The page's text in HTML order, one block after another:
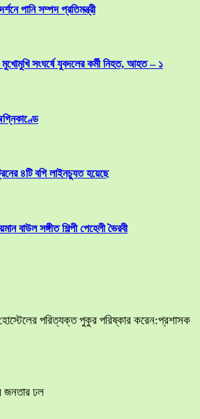
পানি সম্পদ প্রতিমন্ত্রী
মুখোমুখি সংঘর্ষে যুবদলের কর্মী নিহত, আহত – ১
৪টি বগি লাইনচ্যুত হয়েছে
বাউল সঙ্গীত শিল্পী পেহেলী ভৈরবী
পরিত্যক্ত পুকুর পরিষ্কার করেন:প্রশাসক
জনতার ঢল